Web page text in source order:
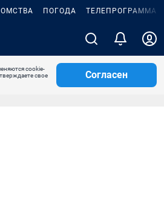
ПОГОДА ТЕЛЕПРОГРАММА
cookie-
свое
Согласен